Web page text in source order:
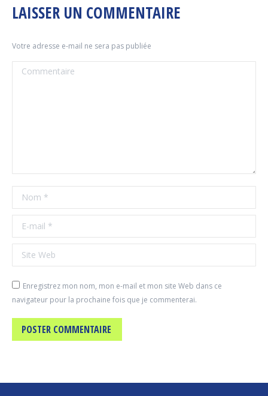
LAISSER UN COMMENTAIRE
Votre adresse e-mail ne sera pas publiée
Commentaire
Nom *
E-mail *
Site Web
Enregistrez mon nom, mon e-mail et mon site Web dans ce
navigateur pour la prochaine fois que je commenterai.
POSTER COMMENTAIRE